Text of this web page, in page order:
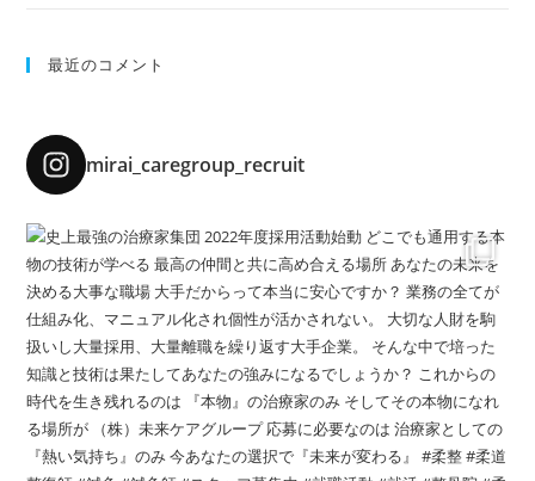
最近のコメント
mirai_caregroup_recruit